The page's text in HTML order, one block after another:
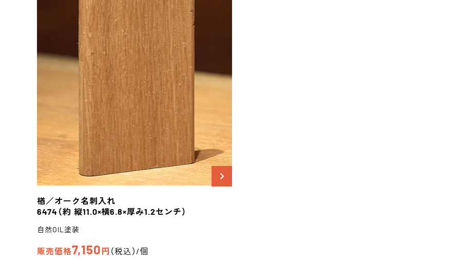
楢／オーク名刺入れ
6474 （約 縦11.0×横6.8×厚み1.2センチ）
自然OIL塗装
販売価格7,150 円 （税込）/個